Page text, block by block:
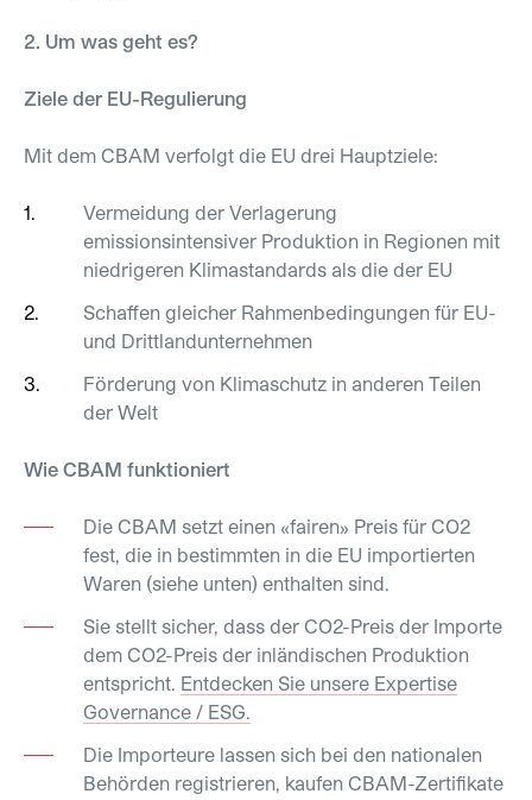
2. Um was geht es?
Ziele der EU-Regulierung
Mit dem CBAM verfolgt die EU drei Hauptziele:
Vermeidung der Verlagerung
emissionsintensiver Produktion in Regionen mit
niedrigeren Klimastandards als die der EU
Schaffen gleicher Rahmenbedingungen für EU-
und Drittlandunternehmen
Förderung von Klimaschutz in anderen Teilen
der Welt
Wie CBAM funktioniert
Die CBAM setzt einen «fairen» Preis für CO2
fest, die in bestimmten in die EU importierten
Waren (siehe unten) enthalten sind.
Sie stellt sicher, dass der CO2-Preis der Importe
dem CO2-Preis der inländischen Produktion
entspricht. Entdecken Sie unsere Expertise
Governance / ESG.
Die Importeure lassen sich bei den nationalen
Behörden registrieren, kaufen CBAM-Zertifikate